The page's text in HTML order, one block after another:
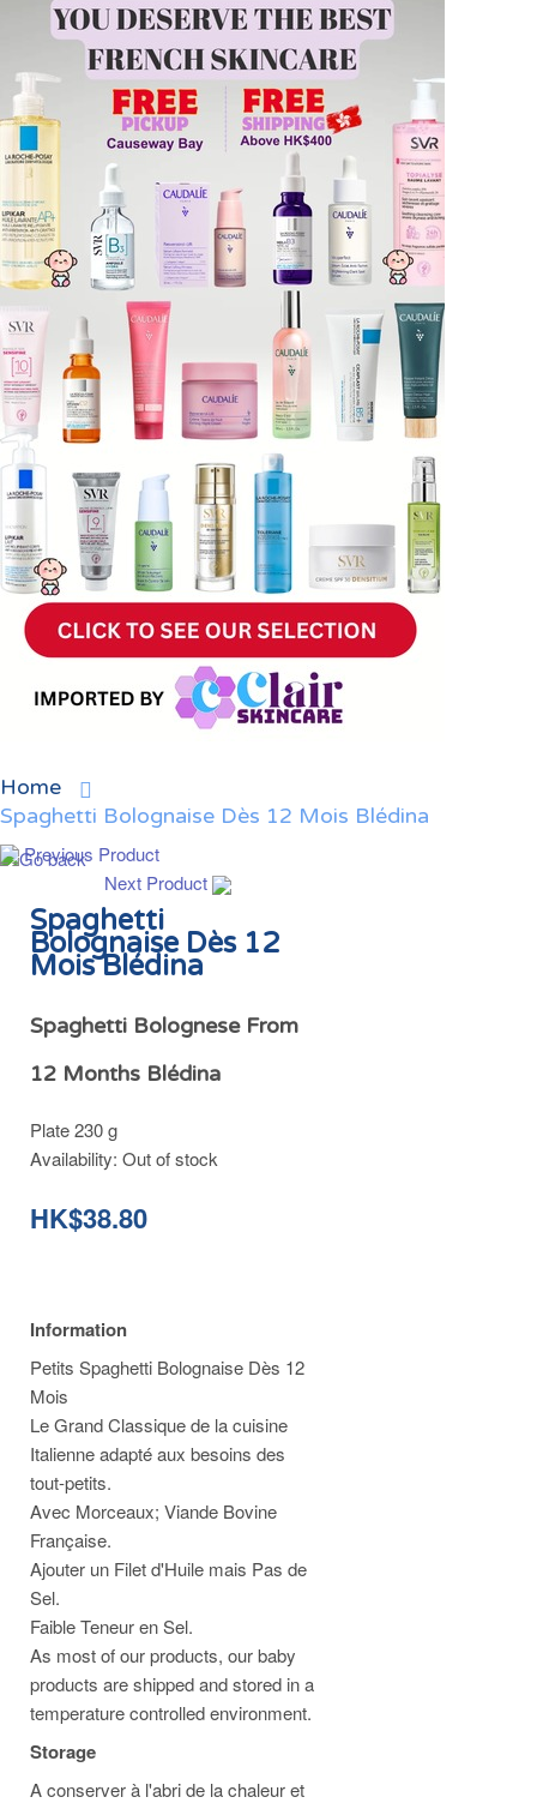
Home
Spaghetti Bolognaise Dès 12 Mois Blédina
Previous Product
Next Product
Spaghetti
Bolognaise Dès 12
Mois Blédina
Spaghetti Bolognese From
12 Months Blédina
Plate 230 g
Availability: Out of stock
HK$38.80
Information
Petits Spaghetti Bolognaise Dès 12
Mois
Le Grand Classique de la cuisine
Italienne adapté aux besoins des
tout-petits.
Avec Morceaux; Viande Bovine
Française.
Ajouter un Filet d'Huile mais Pas de
Sel.
Faible Teneur en Sel.
As most of our products, our baby
products are shipped and stored in a
temperature controlled environment.
Storage
A conserver à l'abri de la chaleur et